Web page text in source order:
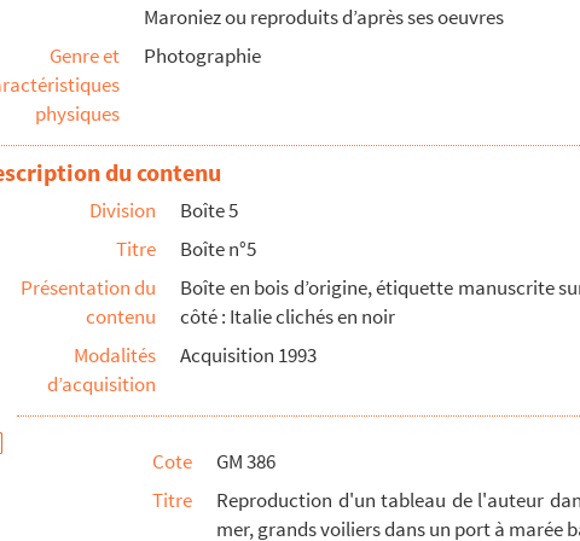
basse au coucher du soleil. Cadre doré de tyle...
Maroniez ou reproduits d’après ses oeuvres
Genre et
physiques
Photographie
du contenu
Division
Boîte 5
Titre
Boîte n°5
Présentation du
contenu
Boîte en bois d’origine, étiquette manuscrite
côté : Italie clichés en noir
Modalités
d’acquisition
Acquisition 1993
Cote
GM 386
Titre
Reproduction d'un tableau de l'auteur
mer, grands voiliers dans un port à marée